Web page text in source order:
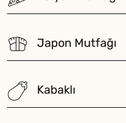
Japon Mutfağı
Kabaklı